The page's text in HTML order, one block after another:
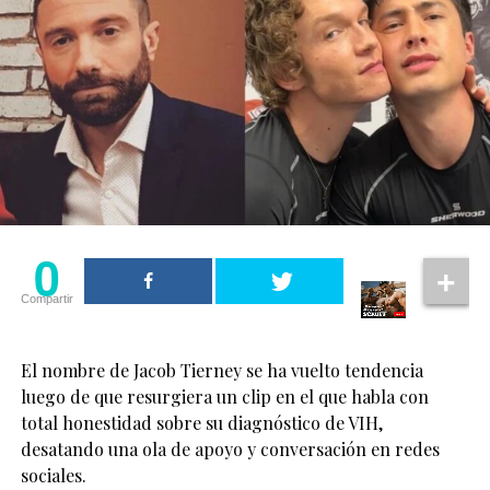
de la pareja.
El caso también vuelve a poner atención sobre la
necesidad de fortalecer los mecanismos de búsqueda,
protección y acceso a la justicia para todas las personas,
incluidas las parejas y familias LGBT+, que merecen vivir
con seguridad y dignidad.
0
Compartir
“Él y yo hablábamos
mucho de que ambos
podíamos interpretar
estos personajes
aparentemente
heterosexuales siendo
dos personas queer, y
aun así contar una
cercanía”, comentó.
“Hay algo realmente
especial en eso”, añadió
0
Compartir
El nombre de Jacob Tierney se ha vuelto tendencia
luego de que resurgiera un clip en el que habla con
total honestidad sobre su diagnóstico de VIH,
desatando una ola de apoyo y conversación en redes
sociales.